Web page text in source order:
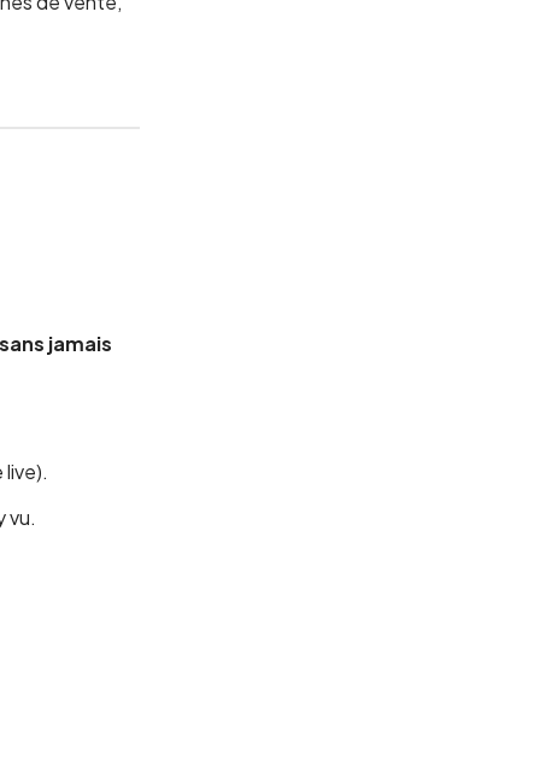
sans jamais
live).
vu.